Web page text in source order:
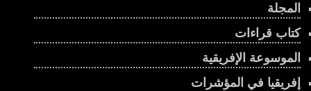
المجلة
كتاب قراءات
الموسوعة الإفريقية
إفريقيا في المؤشرات